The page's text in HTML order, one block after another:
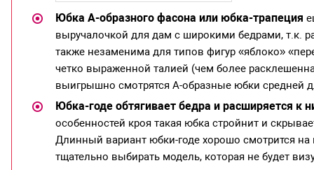
Юбка А-образного фасона или юбка-трапеция
выручалочкой для дам с широкими бедрами,
также незаменима для типов фигур «яблоко»
четко выраженной талией (чем более
выигрышно смотрятся А-образные юбки средней
Юбка-годе обтягивает бедра и расширяется к
особенностей кроя такая юбка стройнит и
Длинный вариант юбки-годе хорошо смотрится
тщательно выбирать модель, которая не будет